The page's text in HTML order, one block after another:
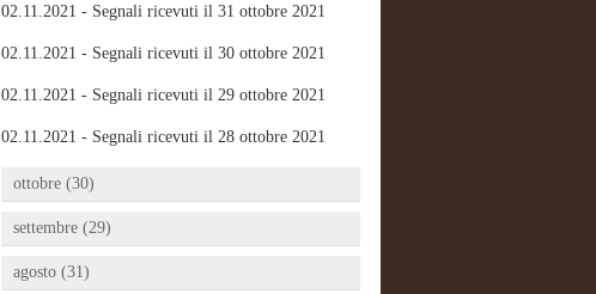
02.11.2021 - Segnali ricevuti il 31 ottobre 2021
02.11.2021 - Segnali ricevuti il 30 ottobre 2021
02.11.2021 - Segnali ricevuti il 29 ottobre 2021
02.11.2021 - Segnali ricevuti il 28 ottobre 2021
ottobre (30)
settembre (29)
agosto (31)